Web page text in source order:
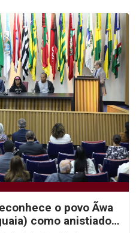
o povo Ãwa
como anistiado